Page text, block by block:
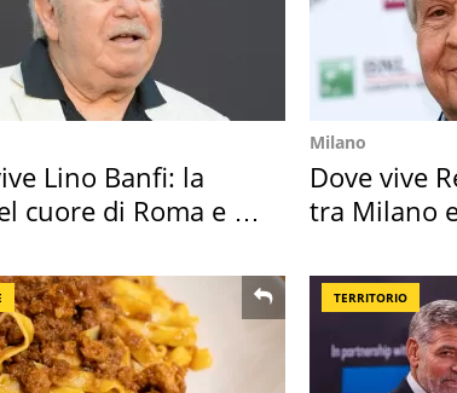
Lino Banfi: la
cuore di Roma e i
Milano
Dove vive
tra Milano
TERRITORIO